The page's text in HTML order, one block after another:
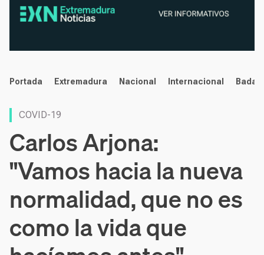
noticias
Portada Extremadura Nacional Internacional
COVID-19
Carlos Arjona:
"Vamos hacia la nueva
normalidad, que no es
como la vida que